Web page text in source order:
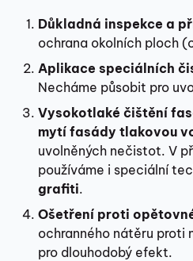
Důkladná inspekce a
ochrana okolních ploch
Aplikace speciálních
Necháme působit pro
Vysokotlaké čištění
mytí fasády tlakovou
uvolněných nečistot. V
používáme i speciální
grafiti.
Ošetření proti
ochranného nátěru proti
pro dlouhodobý efekt.